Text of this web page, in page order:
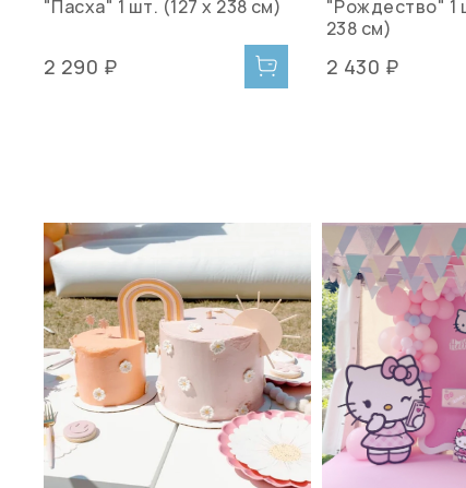
"Пасха" 1 шт. (127 х 238 см)
2 290 ₽
"Рождество" 1
238 см)
2 430 ₽